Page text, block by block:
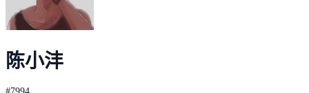
陈小沣
#7994